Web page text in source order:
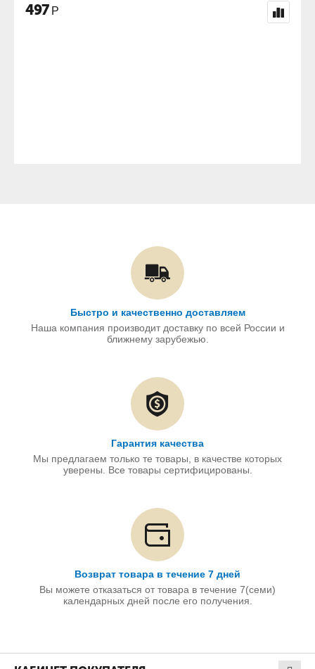
497 Р
Быстро и качественно доставляем
Наша компания производит доставку по всей России и
ближнему зарубежью.
Гарантия качества
Мы предлагаем только те товары, в качестве которых
уверены. Все товары сертифицированы.
Возврат товара в течение 7 дней
Вы можете отказаться от товара в течение 7(семи)
календарных дней после его получения.